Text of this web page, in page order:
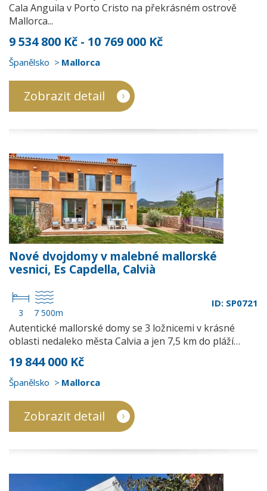
Cala Anguila v Porto Cristo na překrásném ostrově
Mallorca...
9 534 800 Kč - 10 769 000 Kč
Španělsko Mallorca
Zobrazit detail
Nové dvojdomy v malebné mallorské
vesnici, Es Capdella, Calvià
3 7 500m
ID: SP0721
Autentické mallorské domy se 3 ložnicemi v krásné
oblasti nedaleko města Calvia a jen 7,5 km do pláží…
19 844 000 Kč
Španělsko Mallorca
Zobrazit detail